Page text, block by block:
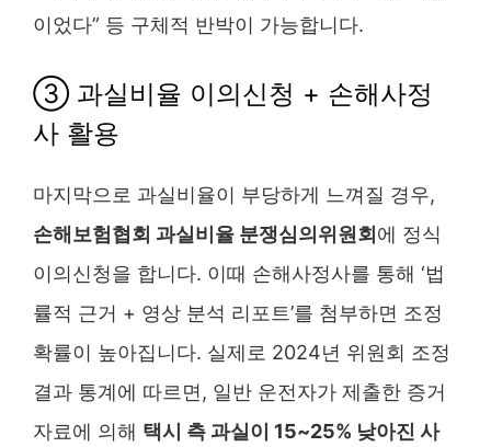
이었다” 등 구체적 반박이 가능합니다.
③ 과실비율 이의신청 + 손해사정
사 활용
마지막으로 과실비율이 부당하게 느껴질 경우,
손해보험협회 과실비율 분쟁심의위원회 에 정식
이의신청을 합니다. 이때 손해사정사를 통해 ‘법
률적 근거 + 영상 분석 리포트’를 첨부하면 조정
확률이 높아집니다. 실제로 2024년 위원회 조정
결과 통계에 따르면, 일반 운전자가 제출한 증거
자료에 의해 택시 측 과실이 15~25% 낮아진 사